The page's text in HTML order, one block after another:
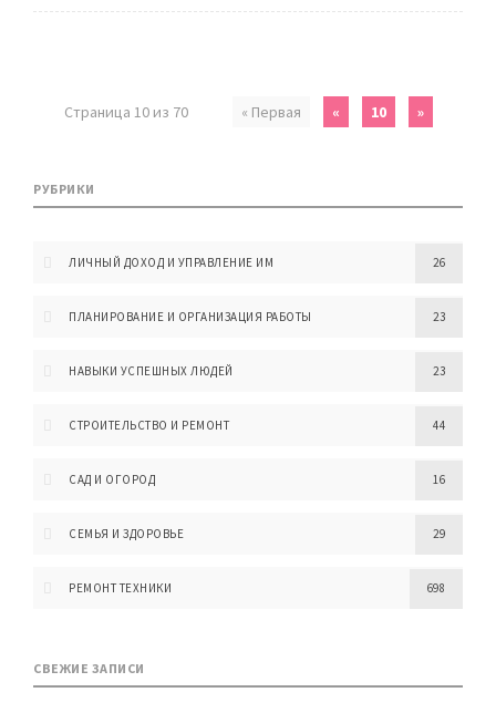
Страница 10 из 70 « Первая « 10 »
РУБРИКИ
ЛИЧНЫЙ ДОХОД И УПРАВЛЕНИЕ ИМ 26
ПЛАНИРОВАНИЕ И ОРГАНИЗАЦИЯ РАБОТЫ 23
НАВЫКИ УСПЕШНЫХ ЛЮДЕЙ 23
СТРОИТЕЛЬСТВО И РЕМОНТ 44
САД И ОГОРОД 16
СЕМЬЯ И ЗДОРОВЬЕ 29
РЕМОНТ ТЕХНИКИ 698
СВЕЖИЕ ЗАПИСИ